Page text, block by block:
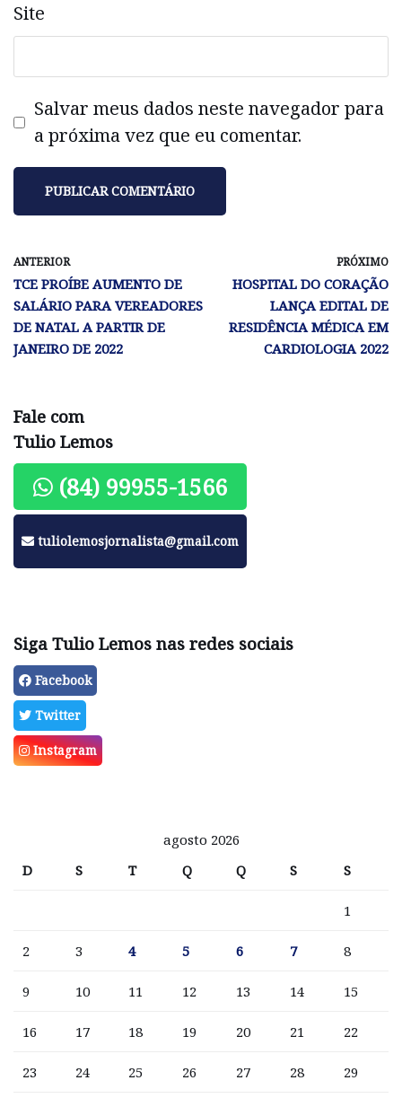
Site
Salvar meus dados neste navegador para
a próxima vez que eu comentar.
ANTERIOR
TCE PROÍBE AUMENTO DE
SALÁRIO PARA VEREADORES
DE NATAL A PARTIR DE
JANEIRO DE 2022
PRÓXIMO
HOSPITAL DO CORAÇÃO
LANÇA EDITAL DE
RESIDÊNCIA MÉDICA EM
CARDIOLOGIA 2022
Fale com
Tulio Lemos
(84) 99955-1566
tuliolemosjornalista@gmail.com
Siga Tulio Lemos nas redes sociais
Facebook
Twitter
Instagram
agosto 2026
D
S T Q Q S S
1
2 3 4 5 6 7 8
9 10 11 12 13 14 15
16 17 18 19 20 21 22
23 24 25 26 27 28 29